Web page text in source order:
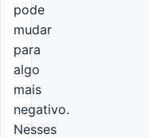
pode
mudar
para
algo
mais
negativo.
Nesses